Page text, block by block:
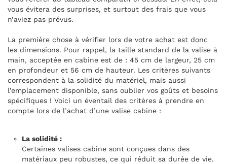
vous évitera des surprises, et surtout des frais que vous
n’aviez pas prévus.
La première chose à vérifier lors de votre achat est donc
les dimensions. Pour rappel, la taille standard de la valise à
main, acceptée en cabine est de : 45 cm de largeur, 25 cm
en profondeur et 56 cm de hauteur. Les critères suivants
correspondent à la solidité du matériel, mais aussi
l’emplacement disponible, sans oublier vos goûts et besoins
spécifiques ! Voici un éventail des critères à prendre en
compte lors de l’achat d’une valise cabine :
La solidité :
Certaines valises cabine sont conçues dans des
matériaux peu robustes, ce qui réduit sa durée de vie.